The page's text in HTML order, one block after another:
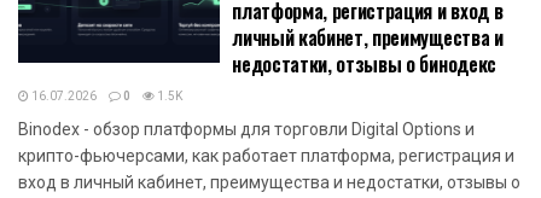
платформа, регистрация и вход в
личный кабинет, преимущества и
недостатки, отзывы о бинодекс
16.07.2026 0 1.5K
Binodex - обзор платформы для торговли Digital Options и
крипто-фьючерсами, как работает платформа, регистрация и
вход в личный кабинет, преимущества и недостатки, отзывы о